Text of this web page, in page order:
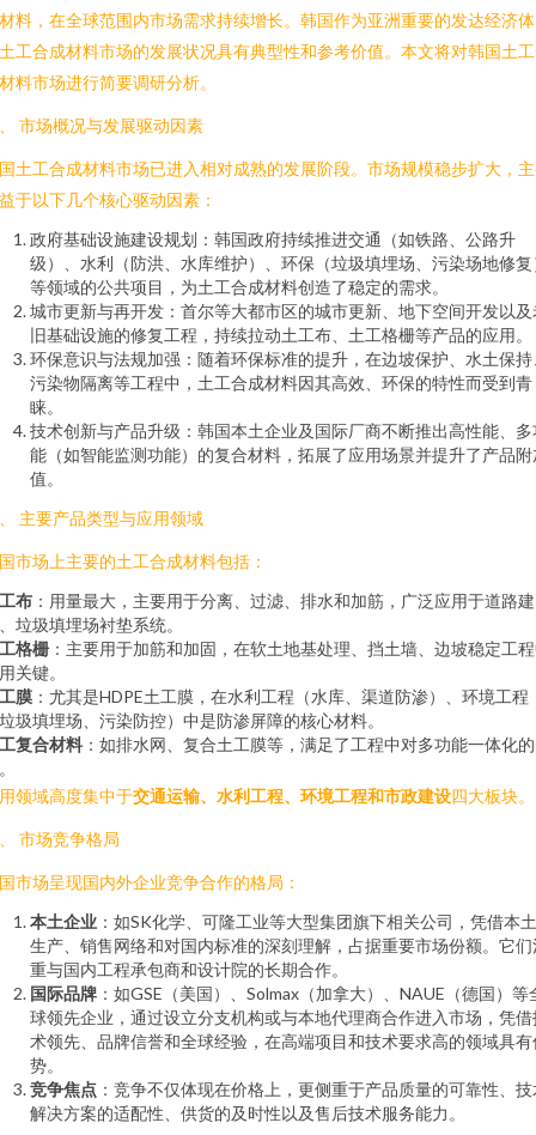
料，在全球范围内市场需求持续增长。韩国作为亚洲重要的发达经济
工合成材料市场的发展状况具有典型性和参考价值。本文将对韩国土
料市场进行简要调研分析。
市场概况与发展驱动因素
土工合成材料市场已进入相对成熟的发展阶段。市场规模稳步扩大，
于以下几个核心驱动因素：
政府基础设施建设规划：韩国政府持续推进交通（如铁路、公路升
级）、水利（防洪、水库维护）、环保（垃圾填埋场、污染场地修复
等领域的公共项目，为土工合成材料创造了稳定的需求。
城市更新与再开发：首尔等大都市区的城市更新、地下空间开发以及
旧基础设施的修复工程，持续拉动土工布、土工格栅等产品的应用。
环保意识与法规加强：随着环保标准的提升，在边坡保护、水土保持
污染物隔离等工程中，土工合成材料因其高效、环保的特性而受到青
睐。
技术创新与产品升级：韩国本土企业及国际厂商不断推出高性能、多
能（如智能监测功能）的复合材料，拓展了应用场景并提升了产品附
值。
主要产品类型与应用领域
市场上主要的土工合成材料包括：
布 ：用量最大，主要用于分离、过滤、排水和加筋，广泛应用于道路建
垃圾填埋场衬垫系统。
格栅 ：主要用于加筋和加固，在软土地基处理、挡土墙、边坡稳定工
关键。
膜 ：尤其是HDPE土工膜，在水利工程（水库、渠道防渗）、环境工程
圾填埋场、污染防控）中是防渗屏障的核心材料。
复合材料 ：如排水网、复合土工膜等，满足了工程中对多功能一体化
领域高度集中于交通运输、水利工程、环境工程和市政建设四大板块。
市场竞争格局
市场呈现国内外企业竞争合作的格局：
本土企业 ：如SK化学、可隆工业等大型集团旗下相关公司，凭借本
生产、销售网络和对国内标准的深刻理解，占据重要市场份额。它们
重与国内工程承包商和设计院的长期合作。
国际品牌 ：如GSE（美国）、Solmax（加拿大）、NAUE（德国）等
球领先企业，通过设立分支机构或与本地代理商合作进入市场，凭借
术领先、品牌信誉和全球经验，在高端项目和技术要求高的领域具有
势。
竞争焦点 ：竞争不仅体现在价格上，更侧重于产品质量的可靠性、技
解决方案的适配性、供货的及时性以及售后技术服务能力。